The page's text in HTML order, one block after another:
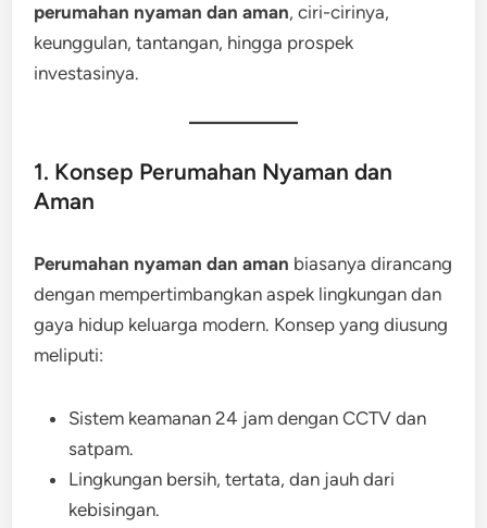
perumahan nyaman dan aman, ciri-cirinya,
keunggulan, tantangan, hingga prospek
investasinya.
1. Konsep Perumahan Nyaman dan
Aman
Perumahan nyaman dan aman biasanya dirancang
dengan mempertimbangkan aspek lingkungan dan
gaya hidup keluarga modern. Konsep yang diusung
meliputi:
Sistem keamanan 24 jam dengan CCTV dan
satpam.
Lingkungan bersih, tertata, dan jauh dari
kebisingan.